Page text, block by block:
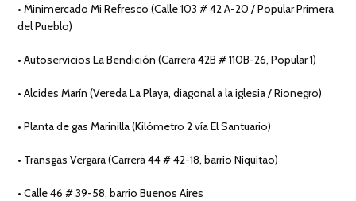
• Minimercado Mi Refresco (Calle 103 # 42 A-20 / Popular Primera
del Pueblo)
• Autoservicios La Bendición (Carrera 42B # 110B-26, Popular 1)
• Alcides Marín (Vereda La Playa, diagonal a la iglesia / Rionegro)
• Planta de gas Marinilla (Kilómetro 2 vía El Santuario)
• Transgas Vergara (Carrera 44 # 42-18, barrio Niquitao)
• Calle 46 # 39-58, barrio Buenos Aires